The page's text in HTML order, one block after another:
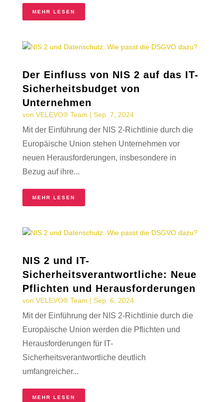
MEHR LESEN
Der Einfluss von NIS 2 auf das IT-
Sicherheitsbudget von
Unternehmen
von VELEVO® Team | Sep. 7, 2024
Mit der Einführung der NIS 2-Richtlinie durch die
Europäische Union stehen Unternehmen vor
neuen Herausforderungen, insbesondere in
Bezug auf ihre...
MEHR LESEN
NIS 2 und IT-
Sicherheitsverantwortliche: Neue
Pflichten und Herausforderungen
von VELEVO® Team | Sep. 6, 2024
Mit der Einführung der NIS 2-Richtlinie durch die
Europäische Union werden die Pflichten und
Herausforderungen für IT-
Sicherheitsverantwortliche deutlich
umfangreicher...
MEHR LESEN